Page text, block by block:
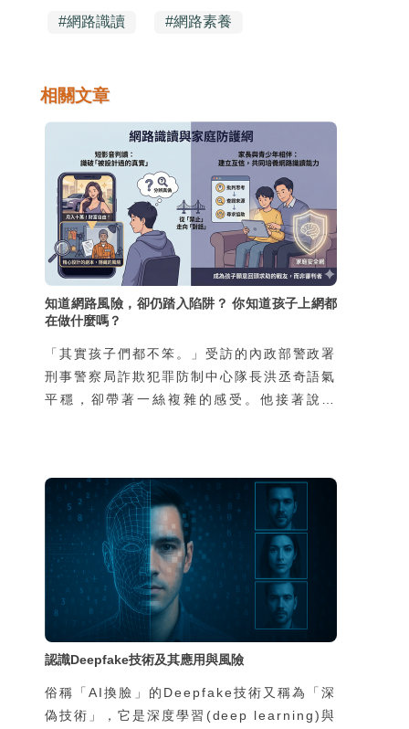
#網路識讀 #網路素養
相關文章
知道網路風險，卻仍踏入陷阱？ 你知道孩子上網都
在做什麼嗎？
「其實孩子們都不笨。」受訪的內政部警政署
刑事警察局詐欺犯罪防制中心隊長洪丞奇語氣
平穩，卻帶著一絲複雜的感受。他接著說：
到兩成，其餘八成都是再普通不過的家庭，家
裡沒有特別辛苦，也不是因為缺錢。」那為什
麼這些學生還要冒險去從事這樣的違法行為
呢？
認識Deepfake技術及其應用與風險
俗稱「AI換臉」的Deepfake技術又稱為「深
偽技術」，它是深度學習(deep learning)與